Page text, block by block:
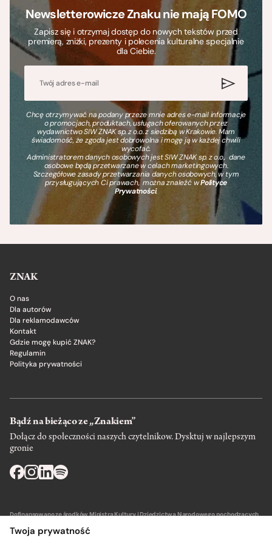
Newsletterowicze Znaku nie mają FOMO
Zapisz się i otrzymaj dostęp do nowych tekstów przed
premierą, zniżki, prezenty i polecenia kulturalne specjalnie
dla Ciebie.
Chcę otrzymywać na podany przeze mnie adres e-mail informacje
o promocjach, produktach, usługach oferowanych przez
wydawnictwo SIW ZNAK sp. z o.o. z siedzibą w Krakowie. Mam
świadomość, że zgoda jest dobrowolna i mogę ją w każdej chwili
wycofać.
Administratorem danych osobowych jest SIW ZNAK sp. z o.o., dane
osobowe będą przetwarzane w celach marketingowych.
Szczegółowe zasady przetwarzania danych osobowych, w tym
przysługujących Ci prawach, można znaleźć wPolityce
Prywatności.
ZNAK
O nas
Dla autorów
Dla reklamodawców
Kontakt
Gdzie mogę kupić ZNAK?
Regulamin
Polityka prywatności
Bądź na bieżąco ze „Znakiem”
Dołącz do społeczności naszych czytelnikow. Dysktuj w najlepszym
gronie
Dofinansowano ze środków Ministra Kultury i Dziedzictwa Narodowego pochodzących
Twoja prywatność